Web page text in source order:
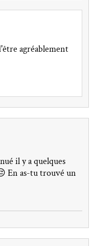
agréablement
il y a quelques
En as-tu trouvé un